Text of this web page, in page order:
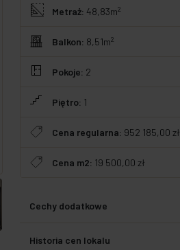
Metraż: 48,83m2
Balkon: 8,51m2
Pokoje: 2
Piętro: 1
Cena regularna: 952 185,00 zł
Cena m2: 19 500,00 zł
Cechy dodatkowe
Historia cen lokalu